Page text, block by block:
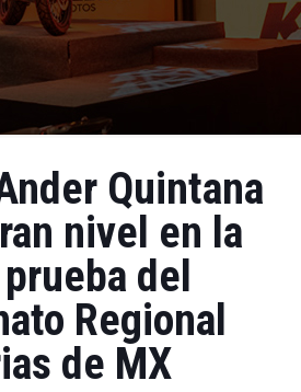
Quintana
nivel en la
del
Regional
de MX